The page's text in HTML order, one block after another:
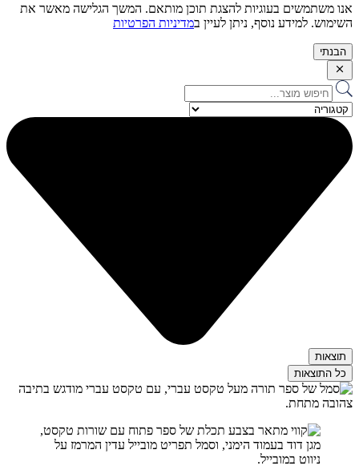
אנו משתמשים בעוגיות להצגת תוכן מותאם. המשך הגלישה מאשר את
השימוש. למידע נוסף, ניתן לעיין במדיניות הפרטיות
הבנתי
Search
...
תוצאות
כל התוצאות